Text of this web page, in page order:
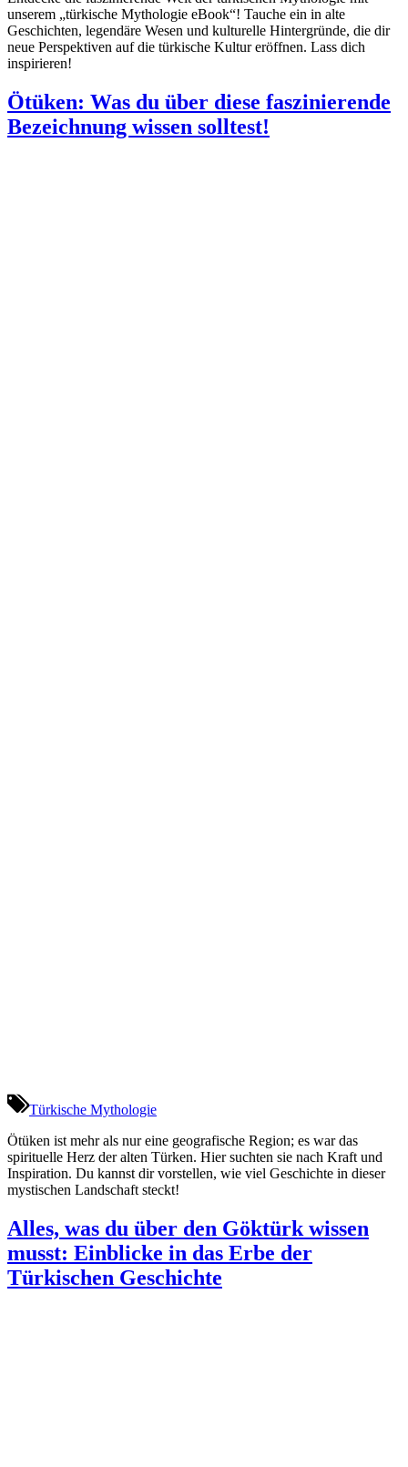
unserem „türkische Mythologie eBook“! Tauche ein in alte
Geschichten, legendäre Wesen und kulturelle Hintergründe, die dir
neue Perspektiven auf die türkische Kultur eröffnen. Lass dich
inspirieren!
Ötüken: Was du über diese faszinierende
Bezeichnung wissen solltest!
Türkische Mythologie
Ötüken ist mehr als nur eine geografische Region; es war das
spirituelle Herz der alten Türken. Hier suchten sie nach Kraft und
Inspiration. Du kannst dir vorstellen, wie viel Geschichte in dieser
mystischen Landschaft steckt!
Alles, was du über den Göktürk wissen
musst: Einblicke in das Erbe der
Türkischen Geschichte